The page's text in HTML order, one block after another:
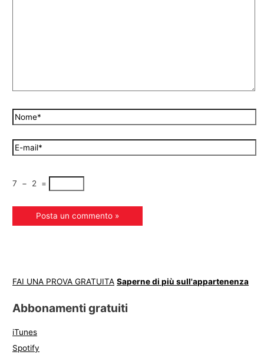
7 − 2 =
FAI UNA PROVA GRATUITA Saperne di più sull'appartenenza
Abbonamenti gratuiti
iTunes
Spotify